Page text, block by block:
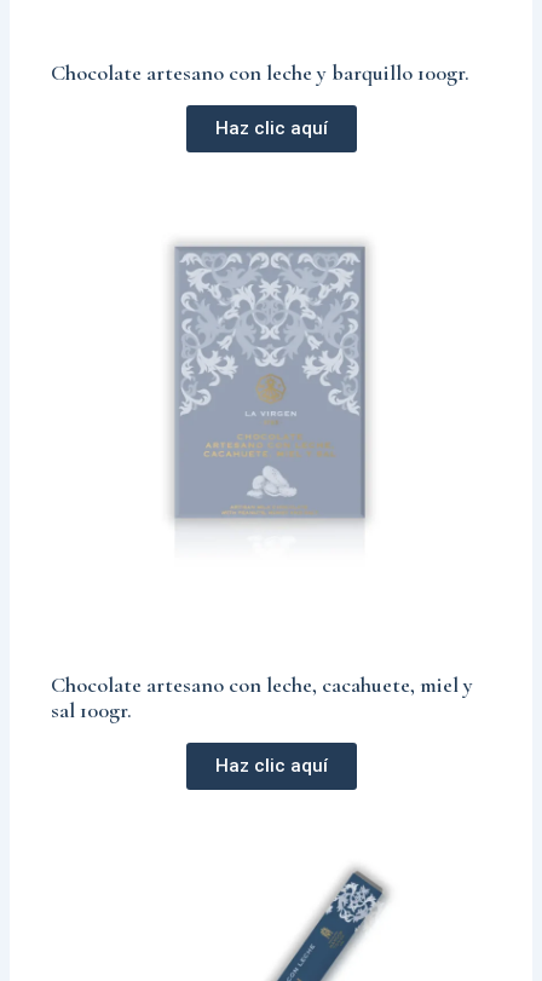
Chocolate artesano con leche y barquillo 100gr.
Haz clic aquí
Chocolate artesano con leche, cacahuete, miel y
sal 100gr.
Haz clic aquí